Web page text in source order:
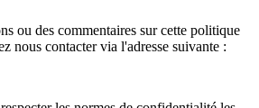
ou des commentaires sur cette politique
nous contacter via l'adresse suivante :